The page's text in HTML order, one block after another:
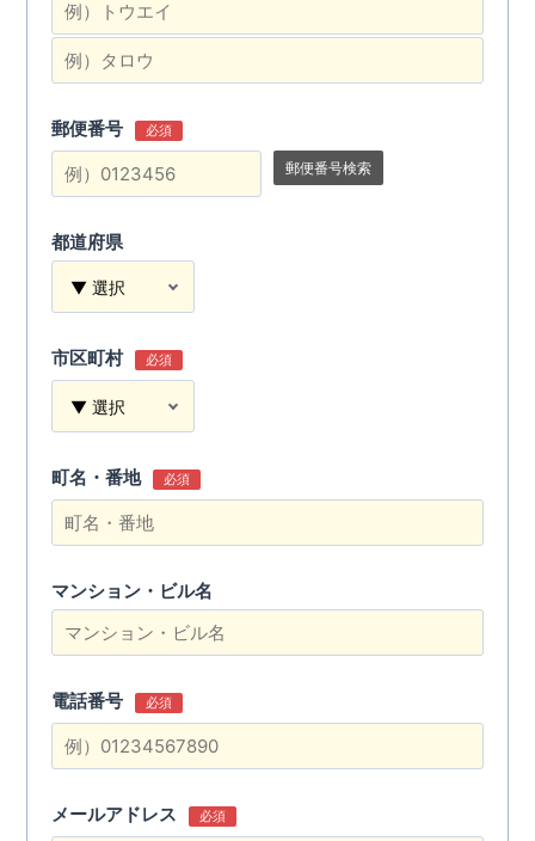
郵便番号 必須
郵便番号検索
都道府県
市区町村 必須
町名・番地 必須
マンション・ビル名
電話番号 必須
メールアドレス 必須